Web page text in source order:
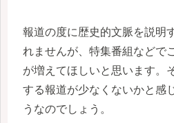
報道の度に歴史的文脈を説明
れませんが、特集番組などで
が増えてほしいと思います。
する報道が少なくないかと感
うなのでしょう。